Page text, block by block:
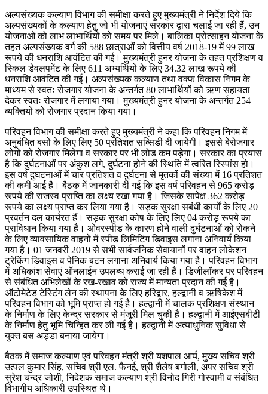
अल्पसंख्यक कल्याण विभाग की समीक्षा करते हुए मुख्यमंत्री ने निर्देश दिये कि
अल्पसंख्यकों के कल्याण हेतु जो भी योजनाएं सरकार द्वारा चलाई जा रही हैं, उन
योजनाओं को लाभ लाभार्थियों को समय पर मिले। बालिका प्रोत्साहन योजना के
तहत अल्पसंख्यक वर्ग की 588 छात्राओं को वित्तीय वर्ष 2018-19 में 99 लाख
रूपये की धनराशि आवंटित की गई। मुख्यमंत्री हुनर योजना के तहत प्रशिक्षण व
स्किल डेवलपमेंट के लिए 611 अभ्यर्थियों के लिए 34.32 लाख रूपये की
धनराशि आवंटित की गई। अल्पसंख्यक कल्याण तथा वक्फ विकास निगम के
माध्यम से स्वतः रोजगार योजना के अन्तर्गत 80 लाभार्थियों को ऋण सहायता
देकर स्वतः रोजगार में लगाया गया। मुख्यमंत्री हुनर योजना के अन्तर्गत 254
व्यक्तियों को रोजगार प्रदान किया गया।
परिवहन विभाग की समीक्षा करते हुए मुख्यमंत्री ने कहा कि परिवहन निगम में
अनुबंधित बसों के लिए लिए 50 प्रतिशत सब्सिडी दी जायेगी। इससे बेरोजगार
लोगों को रोजगार मिलेगा व सरकार पर भी लोड कम पड़ेगा। सरकार का प्रयास
है कि दुर्घटनाओं पर अंकुश लगे, दुर्घटना होने की स्थिति में त्वरित रिस्पांस हो।
इस वर्ष दुघटनाओं में चार प्रतिशत व दुर्घटना से मृतकों की संख्या में 16 प्रतिशत
की कमी आई है। बैठक में जानकारी दी गई कि इस वर्ष परिवहन से 965 करोड़
रूपये की राजस्व प्राप्ति का लक्ष्य रखा गया है। जिसके सापेक्ष 362 करोड़
रूपये का लक्ष्य प्राप्त कर लिया गया है। सड़क सुरक्षा सबंधी कार्यों के लिए 20
प्रवर्तन दल कार्यरत हैं। सड़क सुरक्षा कोष के लिए लिए 04 करोड़ रूपये का
प्राविधान किया गया है। ओवरस्पीड के कारण होने वाली दुर्घटनाओं को रोकने
के लिए व्यावसायिक वाहनों में स्पीड लिमिटिंग डिवाइस लगाना अनिवार्य किया
गया है। 01 जनवरी 2019 से सभी सार्वजनिक सेवायानों पर वाहन लोकेशन
ट्रेकिंग डिवाइस व पेनिक बटन लगाना अनिवार्य किया गया है। परिवहन विभाग
में अधिकांश सेवाएं ऑनलाईन उपलब्ध कराई जा रही हैं। डिजीलॉकर पर परिवहन
से संबंधित अभिलेखों के रख-रखाव को राज्य में मान्यता प्रदान की गई है।
ऑटोमेटेड टेस्टिंग लेन की स्थापना के लिए हरिद्वार, हल्द्वानी व ऋषिकेश में
परिवहन विभाग को भूमि प्राप्त हो गई है। हल्द्वानी में चालक प्रशिक्षण संस्थान
के निर्माण के लिए केन्द्र सरकार से मंजूरी मिल चुकी है। हल्द्वानी में आईएसबीटी
के निर्माण हेतु भूमि चिन्हित कर ली गई है। हल्द्वानी में अत्याधुनिक सुविधा से
युक्त बस अड्डा बनाया जायेगा।
बैठक में समाज कल्याण एवं परिवहन मंत्री श्री यशपाल आर्य, मुख्य सचिव श्री
उत्पल कुमार सिंह, सचिव श्री एल. फैनई, श्री शैलेष बगोली, अपर सचिव श्री
सुरेश चन्द्र जोशी, निदेशक समाज कल्याण श्री विनोद गिरी गोस्वामी व संबंधित
विभागीय अधिकारी उपस्थित थे।